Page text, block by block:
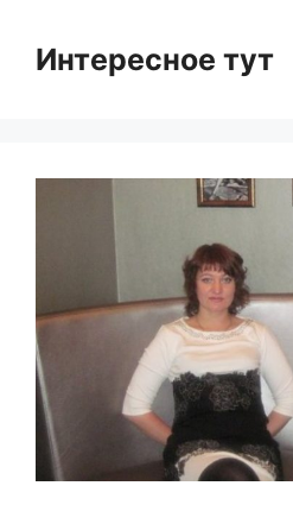
contentИнтересное тут